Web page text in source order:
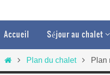
contenu
vers
le
contenu
Accueil Séjour au chalet
HomePlan du chalet Plan